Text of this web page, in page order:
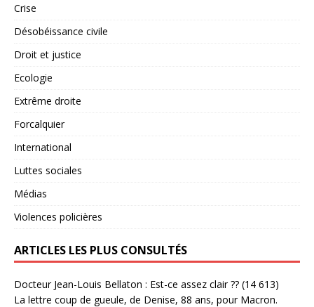
Crise
Désobéissance civile
Droit et justice
Ecologie
Extrême droite
Forcalquier
International
Luttes sociales
Médias
Violences policières
ARTICLES LES PLUS CONSULTÉS
Docteur Jean-Louis Bellaton : Est-ce assez clair ?? (14 613)
La lettre coup de gueule, de Denise, 88 ans, pour Macron.